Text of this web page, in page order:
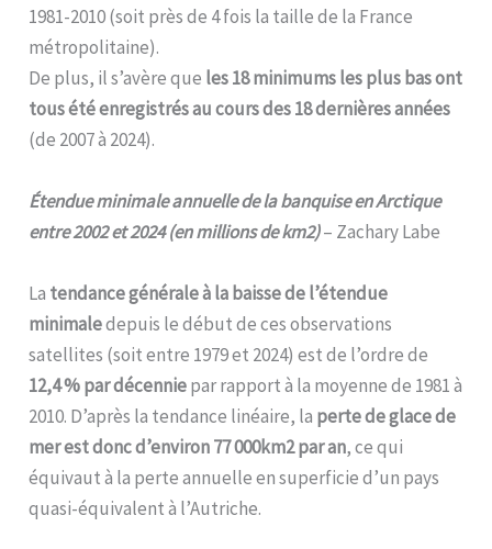
1981-2010 (soit près de 4 fois la taille de la France
métropolitaine).
De plus, il s’avère que les 18 minimums les plus bas ont
tous été enregistrés au cours des 18 dernières années
(de 2007 à 2024).
Étendue minimale annuelle de la banquise en Arctique
entre 2002 et 2024 (en millions de km2)– Zachary Labe
La tendance générale à la baisse de l’étendue
minimaledepuis le début de ces observations
satellites (soit entre 1979 et 2024) est de l’ordre de
12,4 % par décenniepar rapport à la moyenne de 1981 à
2010. D’après la tendance linéaire, la perte de glace de
mer est donc d’environ 77 000km2 par an, ce qui
équivaut à la perte annuelle en superficie d’un pays
quasi-équivalent à l’Autriche.